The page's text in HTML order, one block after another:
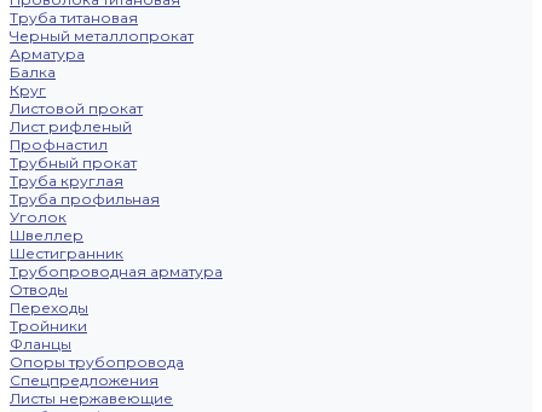
Труба титановая
Черный металлопрокат
Арматура
Балка
Круг
Листовой прокат
Лист рифленый
Профнастил
Трубный прокат
Труба круглая
Труба профильная
Уголок
Швеллер
Шестигранник
Трубопроводная арматура
Отводы
Переходы
Тройники
Фланцы
Опоры трубопровода
Спецпредложения
Листы нержавеющие